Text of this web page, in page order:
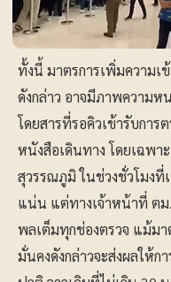
ทั้งนี้ มาตรการเพิ่มความเ
ดังกล่าว อาจมีภาพความ
โดยสารที่รอคิวเข้ารับการต
หนังสือเดินทาง โดยเฉพ
สุวรรณภูมิ ในช่วงชั่วโมง
แน่น แต่ทางเจ้าหน้าที่ ตม.
พลเต็มทุกช่องตรวจ แม้มา
มั่นคงดังกล่าวจะส่งผลให้ก